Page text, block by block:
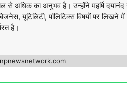
से अधिक का अनुभव है। उन्होंने महर्षि दयानंद
यूटिलिटी, पॉलिटिक्स विषयों पर लिखने
है।